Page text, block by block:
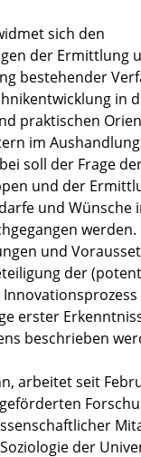
sich den
der Ermittlung
bestehender
in
praktischen
im
soll der Frage
und der
und Wünsche
werden.
und
der
erster
beschrieben
arbeitet seit
der